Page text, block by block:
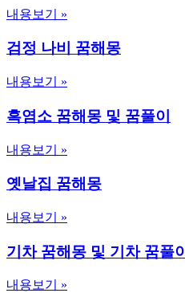
내용보기 »
검정 나비 꿈해몽
내용보기 »
흑염소 꿈해몽 및 꿈풀이
내용보기 »
옛날집 꿈해몽
내용보기 »
기차 꿈해몽 및 기차 꿈풀이
내용보기 »